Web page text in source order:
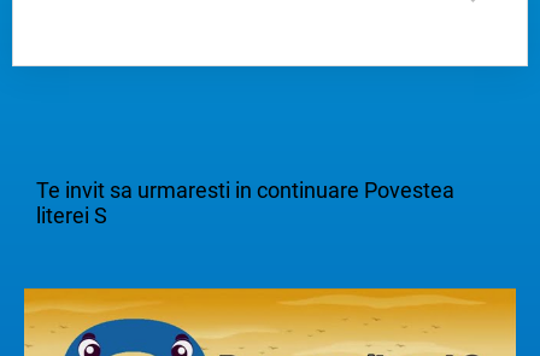
Te invit sa urmaresti in continuare Povestea
literei S